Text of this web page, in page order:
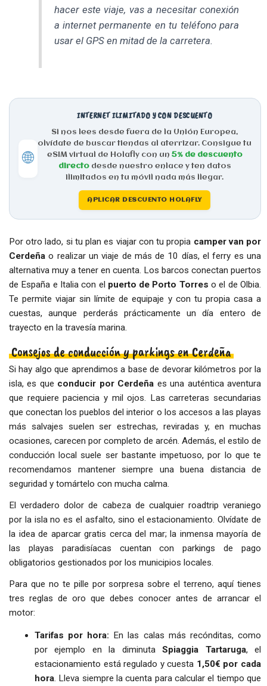
hacer este viaje, vas a necesitar conexión
a internet permanente en tu teléfono para
usar el GPS en mitad de la carretera.
🌐
INTERNET ILIMITADO Y CON DESCUENTO
Si nos lees desde fuera de la Unión Europea,
olvídate de buscar tiendas al aterrizar. Consigue tu
eSIM virtual de Holafly con un 5% de descuento
directodesde nuestro enlace y ten datos
ilimitados en tu móvil nada más llegar.
APLICAR DESCUENTO HOLAFLY
Por otro lado, si tu plan es viajar con tu propia camper van por
Cerdeña o realizar un viaje de más de 10 días, el ferry es una
alternativa muy a tener en cuenta. Los barcos conectan puertos
de España e Italia con el puerto de Porto Torres o el de Olbia.
Te permite viajar sin límite de equipaje y con tu propia casa a
cuestas, aunque perderás prácticamente un día entero de
trayecto en la travesía marina.
Consejos de conducción y parkings en Cerdeña
Si hay algo que aprendimos a base de devorar kilómetros por la
isla, es que conducir por Cerdeña es una auténtica aventura
que requiere paciencia y mil ojos. Las carreteras secundarias
que conectan los pueblos del interior o los accesos a las playas
más salvajes suelen ser estrechas, reviradas y, en muchas
ocasiones, carecen por completo de arcén. Además, el estilo de
conducción local suele ser bastante impetuoso, por lo que te
recomendamos mantener siempre una buena distancia de
seguridad y tomártelo con mucha calma.
El verdadero dolor de cabeza de cualquier roadtrip veraniego
por la isla no es el asfalto, sino el estacionamiento. Olvídate de
la idea de aparcar gratis cerca del mar; la inmensa mayoría de
las playas paradisíacas cuentan con parkings de pago
obligatorios gestionados por los municipios locales.
Para que no te pille por sorpresa sobre el terreno, aquí tienes
tres reglas de oro que debes conocer antes de arrancar el
motor:
Tarifas por hora: En las calas más recónditas, como
por ejemplo en la diminutaSpiaggia Tartaruga, el
estacionamiento está regulado y cuesta 1,50€ por cada
hora. Lleva siempre la cuenta para calcular el tiempo que